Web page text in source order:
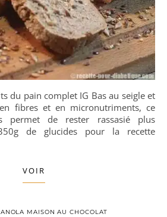
fibres et en micronutriments, ce
permet de rester rassasié plus
350g de glucides pour la recette
VOIR
MAISON AU CHOCOLAT